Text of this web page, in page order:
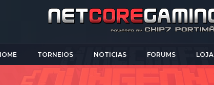
TORNEIOS NOTICIAS FORUMS LOJA